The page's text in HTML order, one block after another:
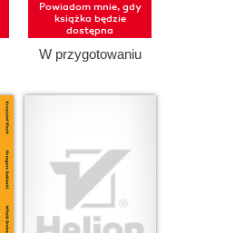
Powiadom mnie, gdy
książka będzie
dostępna
W przygotowaniu